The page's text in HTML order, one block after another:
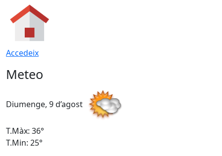
Accedeix
Meteo
Diumenge, 9 d’agost
T.Màx: 36°
T.Min: 25°